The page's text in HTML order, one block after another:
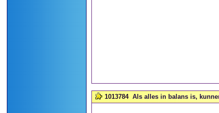
1013784 Als alles in balans is,